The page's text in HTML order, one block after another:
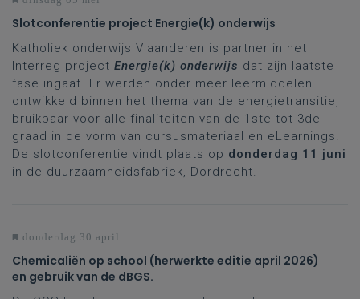
Slotconferentie project Energie(k) onderwijs
Katholiek onderwijs Vlaanderen is partner in het
Interreg project Energie(k) onderwijs dat zijn laatste
fase ingaat. Er werden onder meer leermiddelen
ontwikkeld binnen het thema van de energietransitie,
bruikbaar voor alle finaliteiten van de 1ste tot 3de
graad in de vorm van cursusmateriaal en eLearnings.
De slotconferentie vindt plaats op donderdag 11 juni
in de duurzaamheidsfabriek, Dordrecht.
donderdag 30 april
Chemicaliën op school (herwerkte editie april 2026)
en gebruik van de dBGS.